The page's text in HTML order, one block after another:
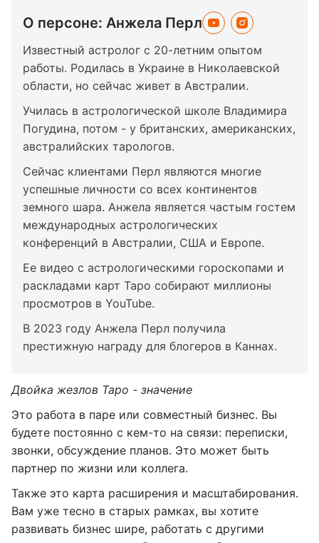
О персоне: Анжела Перл
Известный астролог с 20-летним опытом
работы. Родилась в Украине в Николаевской
области, но сейчас живет в Австралии.
Училась в астрологической школе Владимира
Погудина, потом - у британских, американских,
австралийских тарологов.
Сейчас клиентами Перл являются многие
успешные личности со всех континентов
земного шара. Анжела является частым гостем
международных астрологических
конференций в Австралии, США и Европе.
Ее видео с астрологическими гороскопами и
раскладами карт Таро собирают миллионы
просмотров в YouTube.
В 2023 году Анжела Перл получила
престижную награду для блогеров в Каннах.
Двойка жезлов Таро - значение
Это работа в паре или совместный бизнес. Вы
будете постоянно с кем-то на связи: переписки,
звонки, обсуждение планов. Это может быть
партнер по жизни или коллега.
Также это карта расширения и масштабирования.
Вам уже тесно в старых рамках, вы хотите
развивать бизнес шире, работать с другими